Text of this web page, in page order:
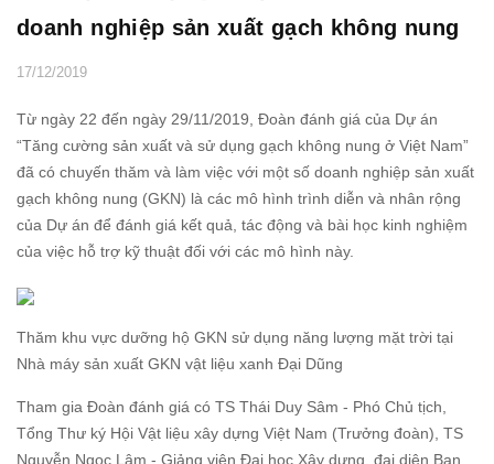
doanh nghiệp sản xuất gạch không nung
17/12/2019
Từ ngày 22 đến ngày 29/11/2019, Đoàn đánh giá của Dự án
“Tăng cường sản xuất và sử dụng gạch không nung ở Việt Nam”
đã có chuyến thăm và làm việc với một số doanh nghiệp sản xuất
gạch không nung (GKN) là các mô hình trình diễn và nhân rộng
của Dự án để đánh giá kết quả, tác động và bài học kinh nghiệm
của việc hỗ trợ kỹ thuật đối với các mô hình này.
Thăm khu vực dưỡng hộ GKN sử dụng năng lượng mặt trời tại
Nhà máy sản xuất GKN vật liệu xanh Đại Dũng
Tham gia Đoàn đánh giá có TS Thái Duy Sâm - Phó Chủ tịch,
Tổng Thư ký Hội Vật liệu xây dựng Việt Nam (Trưởng đoàn), TS
Nguyễn Ngọc Lâm - Giảng viên Đại học Xây dựng, đại diện Ban